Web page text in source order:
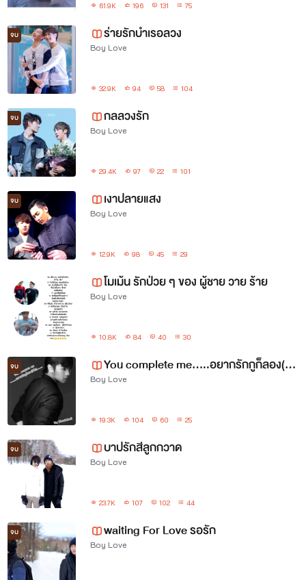
61.9K 196 131 75
จบ ร่ายรักบำเรอลวง
Boy Love
32.9K 94 58 104
จบ กลลวงรัก
Boy Love
29.4K 97 22 101
จบ เงาปลายแสง
Boy Love
12.9K 98 45 29
โมเม้น รักป่วย ๆ ของ ผู้ชาย วาย ร้าย
Boy Love
10.8K 84 40 30
จบ You complete me.....อยากรักกูก็ลอง(ดิว่ะ).....
Boy Love
19.3K 104 60 25
จบ บาปรักสีลูกกวาด
Boy Love
23.7K 107 102 44
จบ waiting For Love รอรัก
Boy Love